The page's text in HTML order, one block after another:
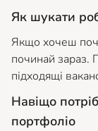
Як шукати
Якщо хочеш
починай зараз.
підходящі
Навіщо
портфоліо